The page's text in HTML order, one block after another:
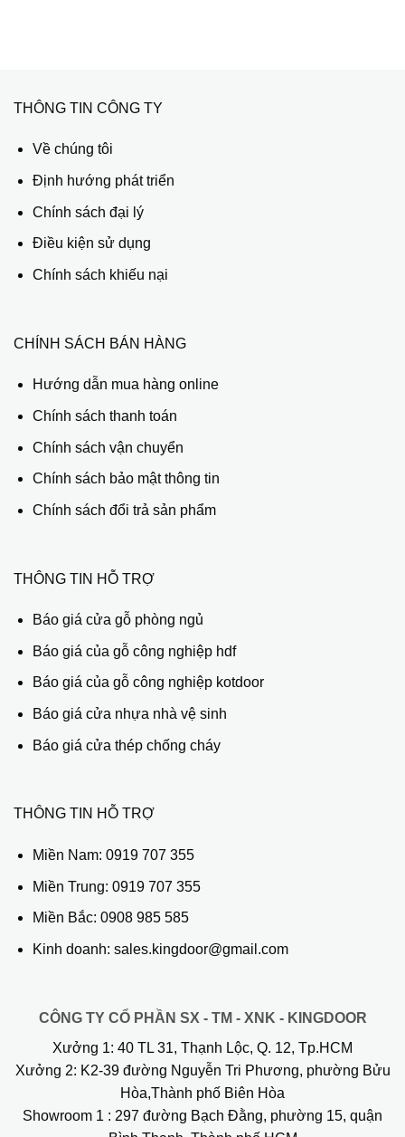
THÔNG TIN CÔNG TY
Về chúng tôi
Định hướng phát triển
Chính sách đại lý
Điều kiện sử dụng
Chính sách khiếu nại
CHÍNH SÁCH BÁN HÀNG
Hướng dẫn mua hàng online
Chính sách thanh toán
Chính sách vận chuyển
Chính sách bảo mật thông tin
Chính sách đổi trả sản phẩm
THÔNG TIN HỖ TRỢ
Báo giá cửa gỗ phòng ngủ
Báo giá của gỗ công nghiệp hdf
Báo giá của gỗ công nghiệp kotdoor
Báo giá cửa nhựa nhà vệ sinh
Báo giá cửa thép chống cháy
THÔNG TIN HỖ TRỢ
Miền Nam: 0919 707 355
Miền Trung: 0919 707 355
Miền Bắc: 0908 985 585
Kinh doanh: sales.kingdoor@gmail.com
CÔNG TY CỔ PHẦN SX - TM - XNK - KINGDOOR
Xưởng 1: 40 TL 31, Thạnh Lộc, Q. 12, Tp.HCM
Xưởng 2: K2-39 đường Nguyễn Tri Phương, phường Bửu
Hòa,Thành phố Biên Hòa
Showroom 1 : 297 đường Bạch Đằng, phường 15, quận